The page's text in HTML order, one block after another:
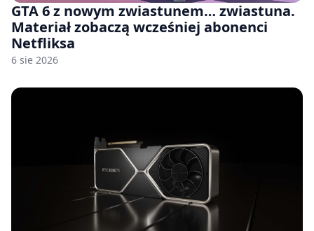
GTA 6 z nowym zwiastunem… zwiastuna.
Materiał zobaczą wcześniej abonenci
Netfliksa
6 sie 2026